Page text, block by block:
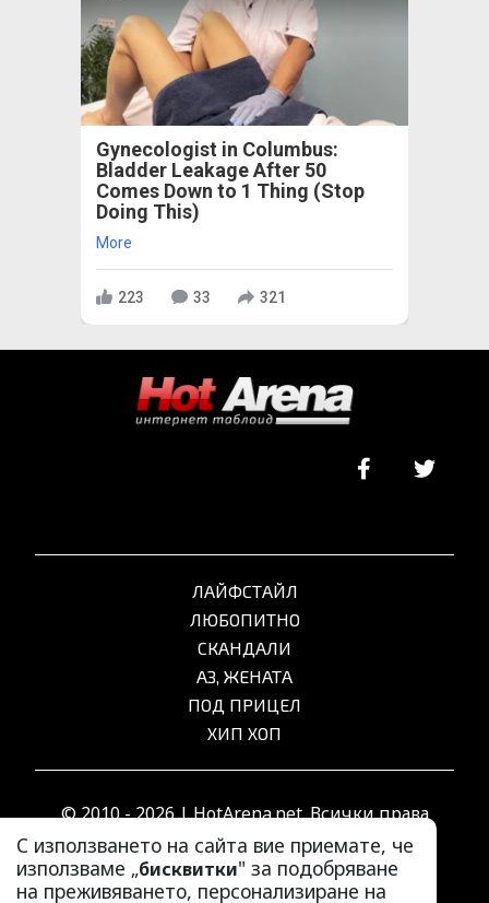
Gynecologist in Columbus:
Bladder Leakage After 50
Comes Down to 1 Thing (Stop
Doing This)
More
223 33 321
С използването на сайта вие приемате, че
използваме „бисквитки" за подобряване
на преживяването, персонализиране на
ЛАЙФСТАЙЛ
ЛЮБОПИТНО
СКАНДАЛИ
АЗ, ЖЕНАТА
ПОД ПРИЦЕЛ
ХИП ХОП
© 2010 - 2026 | HotArena.net. Всички права
запазени.